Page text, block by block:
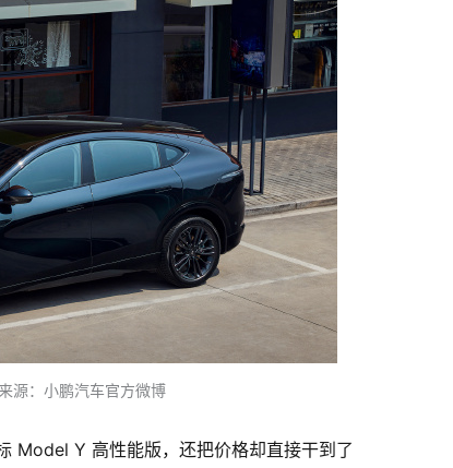
源：小鹏汽车官方微博
Model Y 高性能版，还把价格却直接干到了